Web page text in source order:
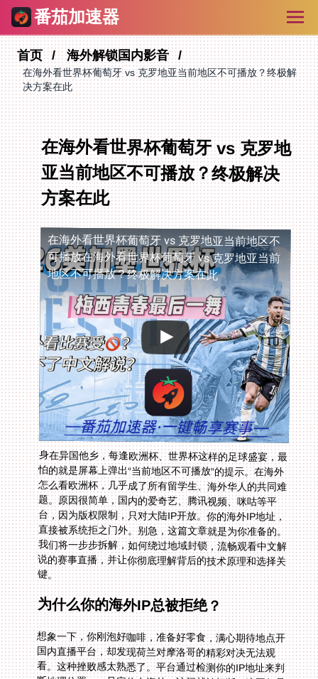
番茄加速器
首页 海外解锁国内影音
在海外看世界杯葡萄牙 vs 克罗地亚当前地区不可播放？终极解
决方案在此
在海外看世界杯葡萄牙 vs 克罗地
亚当前地区不可播放？终极解决
方案在此
在海外看世界杯葡萄牙 vs 克罗地亚当前地区不
可播放在海外看世界杯葡萄牙 vs 克罗地亚当前
地区不可播放？终极解决方案在此
身在异国他乡，每逢欧洲杯、世界杯这样的足球盛宴，最
怕的就是屏幕上弹出“当前地区不可播放”的提示。在海外
怎么看欧洲杯，几乎成了所有留学生、海外华人的共同难
题。原因很简单，国内的爱奇艺、腾讯视频、咪咕等平
台，因为版权限制，只对大陆IP开放。你的海外IP地址，
直接被系统拒之门外。别急，这篇文章就是为你准备的。
我们将一步步拆解，如何绕过地域封锁，流畅观看中文解
说的赛事直播，并让你彻底理解背后的技术原理和选择关
键。
为什么你的海外IP总被拒绝？
想象一下，你刚泡好咖啡，准备好零食，满心期待地点开
国内直播平台，却发现荷兰对摩洛哥的精彩对决无法观
看。这种挫败感太熟悉了。平台通过检测你的IP地址来判
断地理位置。一旦定位在海外，访问就被切断。这不仅是
看球的问题，更是与国内文化氛围、社交话题脱节的失
落。你需要的是一个稳定、快速的“网络桥梁”，将你的网